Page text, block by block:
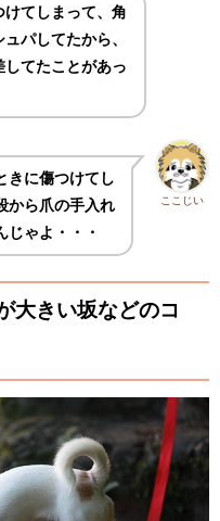
けてしまって、角
パしてたから、
してたことがあっ
ここじい
きに傷つけてし
から爪の手入れ
じゃよ・・・
大きい坂などのコ